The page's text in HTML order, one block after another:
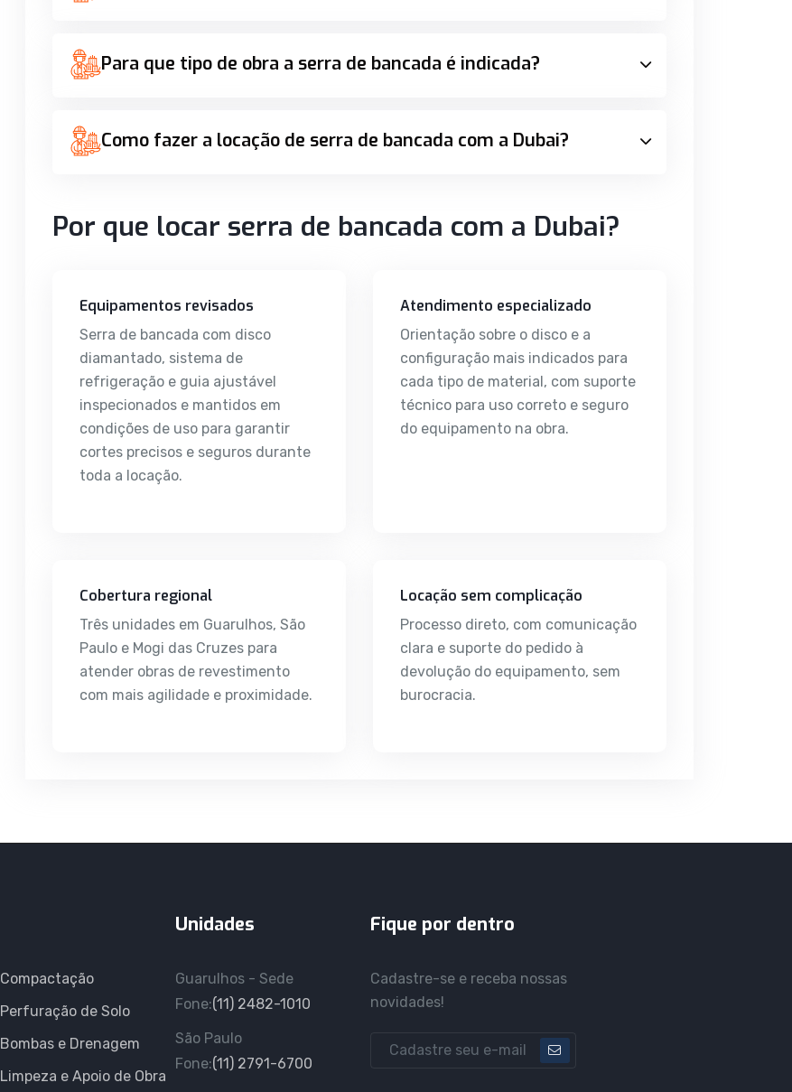
Para que tipo de obra a serra de bancada é indicada?
Como fazer a locação de serra de bancada com a Dubai?
Por que locar serra de bancada com a Dubai?
Equipamentos revisados
Serra de bancada com disco
diamantado, sistema de
refrigeração e guia ajustável
inspecionados e mantidos em
condições de uso para garantir
cortes precisos e seguros durante
toda a locação.
Atendimento especializado
Orientação sobre o disco e a
configuração mais indicados para
cada tipo de material, com suporte
técnico para uso correto e seguro
do equipamento na obra.
Cobertura regional
Três unidades em Guarulhos, São
Paulo e Mogi das Cruzes para
atender obras de revestimento
com mais agilidade e proximidade.
Locação sem complicação
Processo direto, com comunicação
clara e suporte do pedido à
devolução do equipamento, sem
burocracia.
Compactação
Perfuração de Solo
Bombas e Drenagem
Limpeza e Apoio de Obra
Unidades
Guarulhos - Sede
Fone:(11) 2482-1010
São Paulo
Fone:(11) 2791-6700
Fique por dentro
Cadastre-se e receba nossas
novidades!